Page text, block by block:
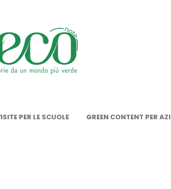
PER LE SCUOLE GREEN CONTENT PER